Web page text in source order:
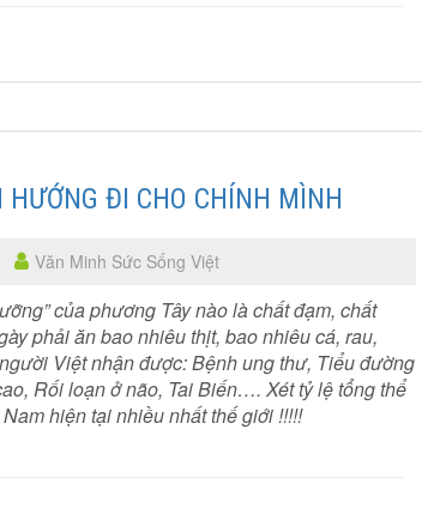
ĐI CHO CHÍNH MÌNH
Văn Minh Sức Sống Việt
của phương Tây nào là chất đạm, chất
phải ăn bao nhiêu thịt, bao nhiêu cá, rau,
Việt nhận được: Bệnh ung thư, Tiểu đường
Rối loạn ở não, Tai Biến…. Xét tỷ lệ tổng thể
hiện tại nhiều nhất thế giới !!!!!